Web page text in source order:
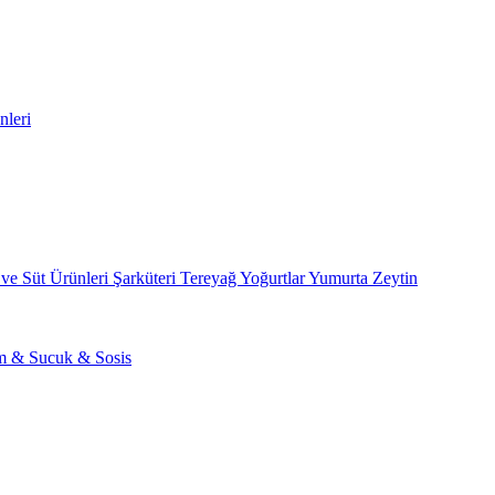
Süt Ürünleri Şarküteri TereyağYoğurtlarYumurta Zeytin
& Sucuk & Sosis